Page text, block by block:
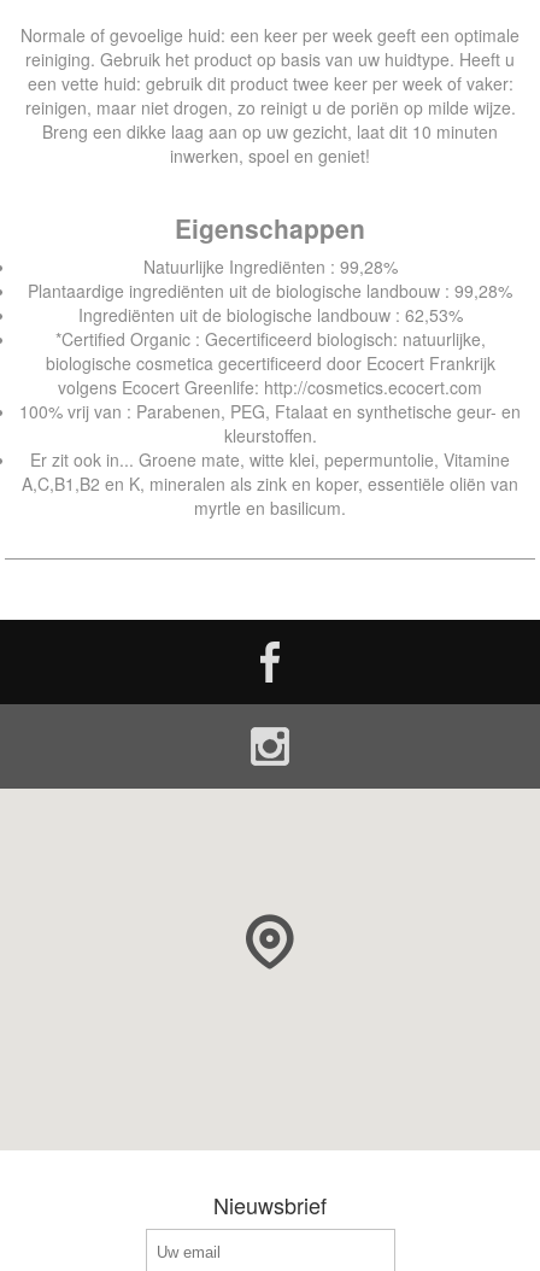
Normale of gevoelige huid: een keer per week geeft een optimale
reiniging. Gebruik het product op basis van uw huidtype. Heeft u
een vette huid: gebruik dit product twee keer per week of vaker:
reinigen, maar niet drogen, zo reinigt u de poriën op milde wijze.
Breng een dikke laag aan op uw gezicht, laat dit 10 minuten
inwerken, spoel en geniet!
Eigenschappen
Natuurlijke Ingrediënten : 99,28%
Plantaardige ingrediënten uit de biologische landbouw : 99,28%
Ingrediënten uit de biologische landbouw : 62,53%
*Certified Organic : Gecertificeerd biologisch: natuurlijke,
biologische cosmetica gecertificeerd door Ecocert Frankrijk
volgens Ecocert Greenlife: http://cosmetics.ecocert.com
100% vrij van : Parabenen, PEG, Ftalaat en synthetische geur- en
kleurstoffen.
Er zit ook in... Groene mate, witte klei, pepermuntolie, Vitamine
A,C,B1,B2 en K, mineralen als zink en koper, essentiële oliën van
myrtle en basilicum.
Nieuwsbrief